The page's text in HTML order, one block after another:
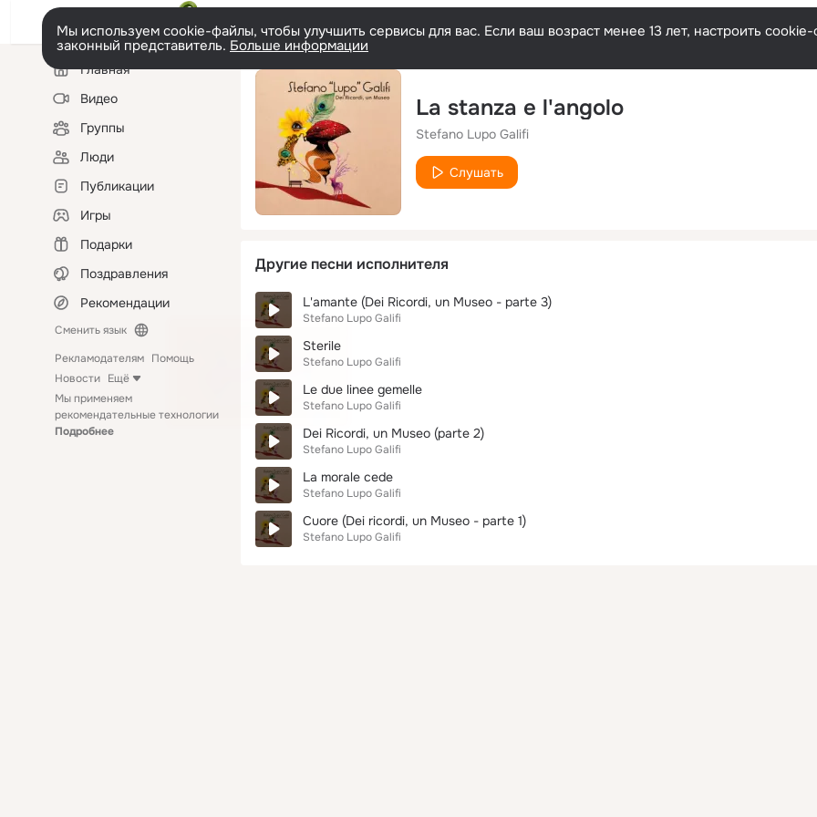
Мы используем cookie-файлы, чтобы улучшить сервисы для вас. Если ваш возраст менее 13 лет, настроить
законный представитель. Больше информации
Левая
колонкаГлавная
Видео
Группы
Люди
Публикации
Игры
Подарки
Поздравления
Рекомендации
Сменить язык
Рекламодателям Помощь
Новости Ещё
Мы применяем
рекомендательные технологии
Подробнее
La stanza e l'angolo
Stefano Lupo Galifi
Слушать
Другие песни исполнителя
L'amante (Dei Ricordi, un Museo - parte 3)
Stefano Lupo Galifi
Sterile
Stefano Lupo Galifi
Le due linee gemelle
Stefano Lupo Galifi
Dei Ricordi, un Museo (parte 2)
Stefano Lupo Galifi
La morale cede
Stefano Lupo Galifi
Cuore (Dei ricordi, un Museo - parte 1)
Stefano Lupo Galifi